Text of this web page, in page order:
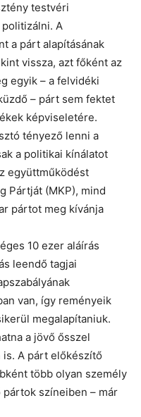
testvéri
A
a párt alapításának
vissza, azt főként az
egyik – a felvidéki
– párt sem fektet
képviseletére.
tényező lenni a
a politikai kínálatot
együttműködést
Pártját (MKP), mind
pártot meg kívánja
10 ezer aláírás
leendő tagjai
van, így reményeik
megalapítaniuk.
a jövő ősszel
A párt előkészítő
több olyan személy
pártok színeiben – már